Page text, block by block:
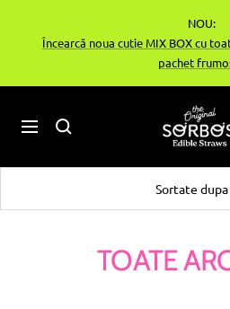
conținut
NOU:
Încearcă noua cutie MIX BOX cu
pachet
Navigare
Sortate dupa
TOATE